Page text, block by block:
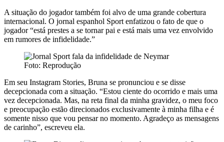
A situação do jogador também foi alvo de uma grande cobertura
internacional. O jornal espanhol Sport enfatizou o fato de que o
jogador “está prestes a se tornar pai e está mais uma vez envolvido
em rumores de infidelidade.”
Foto: Reprodução
Em seu Instagram Stories, Bruna se pronunciou e se disse
decepcionada com a situação. “Estou ciente do ocorrido e mais uma
vez decepcionada. Mas, na reta final da minha gravidez, o meu foco
e preocupação estão direcionados exclusivamente à minha filha e é
somente nisso que vou pensar no momento. Agradeço as mensagens
de carinho”, escreveu ela.